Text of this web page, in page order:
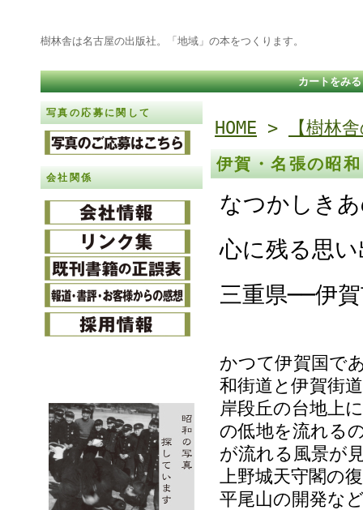
樹林舎は名古屋の出版社。「地域」の本をつくります。
カートをみる
写真の応募に関して
会社関係
HOME > 【樹林
伊賀・名張の昭
なつかしき
心に残る思
三重県──伊
かつて伊賀国で
和街道と伊賀街
岸段丘の台地上
の低地を流れる
が流れる風景が
上野城天守閣の
平尾山の開発な